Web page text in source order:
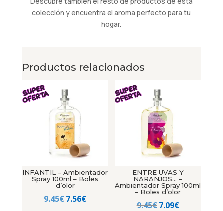
colección y encuentra el aroma perfecto para tu
hogar.
Productos relacionados
INFANTIL – Ambientador
Spray 100ml – Boles
d’olor
9.45€El
7.56€El
ENTRE UVAS Y
NARANJOS… –
Ambientador Spray 100ml
– Boles d’olor
9.45€El
7.09€El